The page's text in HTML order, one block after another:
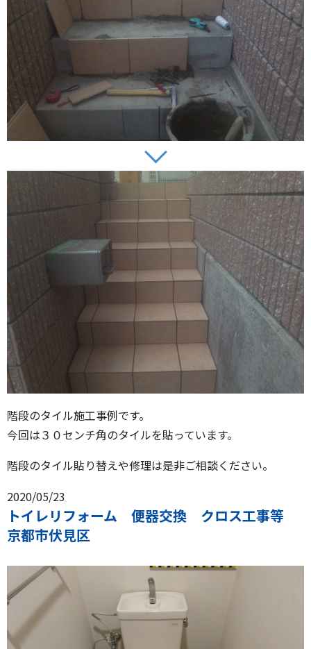
階段のタイル施工事例です。
今回は３０センチ角のタイルを貼っています。
階段のタイル貼り替えや修理は是非ご相談ください。
2020/05/23
トイレリフォーム 便器交換 クロス工事等
京都市伏見区